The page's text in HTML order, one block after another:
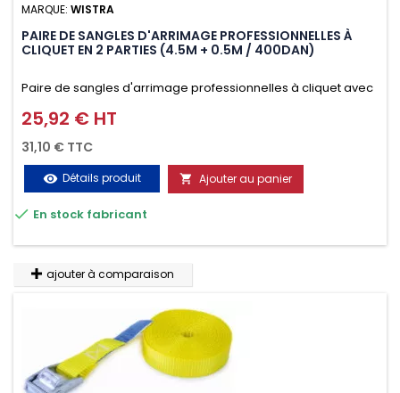
MARQUE: WISTRA
PAIRE DE SANGLES D'ARRIMAGE PROFESSIONNELLES À
CLIQUET EN 2 PARTIES (4.5M + 0.5M / 400DAN)
Paire de sangles d'arrimage professionnelles à cliquet avec
crochet en 2 parties (4.5M + 0.5M / 400daN), simple et rapide
d'utilisation. Permet d'arrimer et de sécuriser
vos chargements pendant le transport. Matière polyester
très résistante aux UV et aux variations de températures,
n'absorbe pas l'eau.
Prix
25,92 € HT
31,10 € TTC
visibility Détails produit  Ajouter au panier
 En stock fabricant
ajouter à comparaison